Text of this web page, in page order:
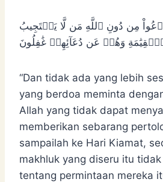
مِن دُونِ ٱللَّهِ مَن لَّا يَسۡتَجِيبُ
“Dan tidak ada yang lebih
yang berdoa meminta
Allah yang tidak dapat
memberikan sebarang
sampailah ke Hari Kiamat,
makhluk yang diseru itu
tentang permintaan mereka